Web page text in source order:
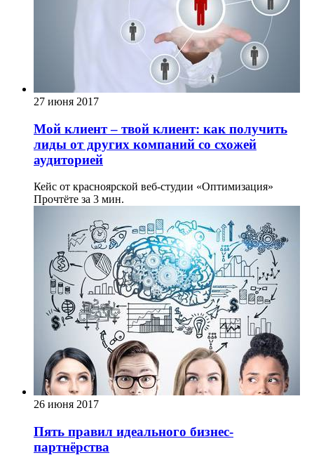
27 июня 2017
Мой клиент – твой клиент: как получить
лиды от других компаний со схожей
аудиторией
Кейс от красноярской веб-студии «Оптимизация»
Прочтёте за 3 мин.
26 июня 2017
Пять правил идеального бизнес-
партнёрства